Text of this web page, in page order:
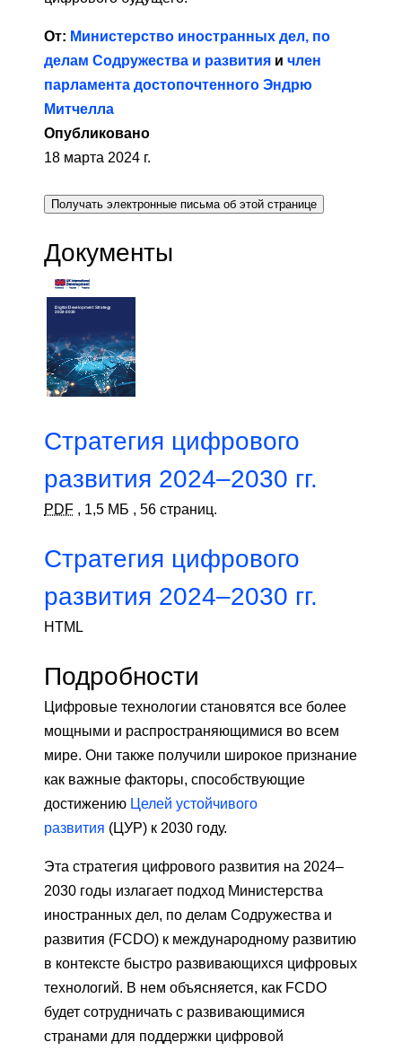
От: Министерство иностранных дел, по
делам Содружества и развития и член
парламента достопочтенного Эндрю
Митчелла
Опубликовано
18 марта 2024 г.
Получать электронные письма об этой странице
Документы
Стратегия цифрового
развития 2024–2030 гг.
PDF , 1,5 МБ , 56 страниц.
Стратегия цифрового
развития 2024–2030 гг.
HTML
Подробности
Цифровые технологии становятся все более
мощными и распространяющимися во всем
мире. Они также получили широкое признание
как важные факторы, способствующие
достижению Целей устойчивого
развития (ЦУР) к 2030 году.
Эта стратегия цифрового развития на 2024–
2030 годы излагает подход Министерства
иностранных дел, по делам Содружества и
развития (FCDO) к международному развитию
в контексте быстро развивающихся цифровых
технологий. В нем объясняется, как FCDO
будет сотрудничать с развивающимися
странами для поддержки цифровой